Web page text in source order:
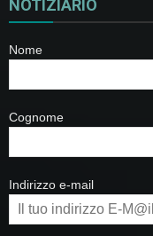
NOTIZIARIO
Nome
Cognome
Indirizzo e-mail